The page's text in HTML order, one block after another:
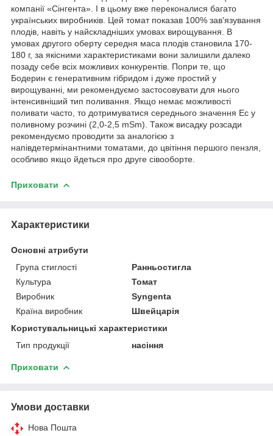
компанії «Сінгента». І в цьому вже переконалися багато
українських виробників. Цей томат показав 100% зав'язування
плодів, навіть у найскладніших умовах вирощування. В
умовах другого оберту середня маса плодів становила 170-
180 г, за якісними характеристиками вони залишили далеко
позаду себе всіх можливих конкурентів. Попри те, що
Бодерин є генеративним гібридом і дуже простий у
вирощуванні, ми рекомендуємо застосовувати для нього
інтенсивніший тип поливання. Якщо немає можливості
поливати часто, то дотримуватися середнього значення Ес у
поливному розчині (2,0-2,5 mSm). Також висадку розсади
рекомендуємо проводити за аналогією з
напівдетермінантними томатами, до цвітіння першого пензля,
особливо якщо йдеться про друге сівооборте.
Приховати
Характеристики
Основні атрибути
Група стиглості
Ранньостигла
Культура
Томат
Виробник
Syngenta
Країна виробник
Швейцарія
Користувальницькі характеристики
Тип продукції
насіння
Приховати
Умови доставки
Нова Пошта